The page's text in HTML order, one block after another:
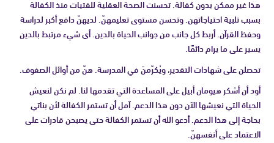
هذا غير ممكن بدون كفالة. تحسنت الصحة العقلية للفتيات منذ الكفالة
بسبب تلبية احتياجاتهن. وتحسن مستوى تعليمهنّ. لديهنّ دافع أكبر لدراسة
وحفظ القرآن. أربط كل جانب من جوانب الحياة بالدين. أي شيء مرتبط بالدين
يسير على ما يرام دائمًا.
تحصلن على شهادات التقدير، ويُكرّمنَ في المدرسة. هنّ من أوائل الصفوف.
أود أن أشكر هيومان أبيل على المساعدة التي تقدمها لنا. لم نكن لنعيش
الحياة التي نعيشها الآن دون هذا الدعم. آمل أن تستمر الكفالة لأن بناتي
بحاجة إلى هذا الدعم. أدعو الله أن تستمر الكفالة حتى يصبحن قادرات على
الاعتماد على أنفسهنّ.